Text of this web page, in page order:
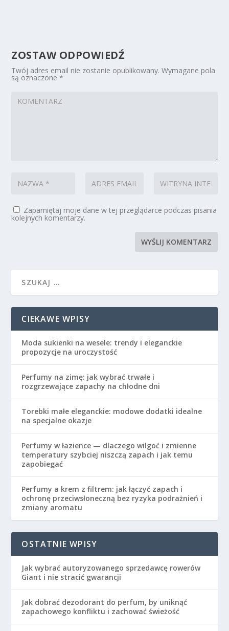
ZOSTAW ODPOWIEDŹ
Twój adres email nie zostanie opublikowany. Wymagane pola
są oznaczone*
Zapamiętaj moje dane w tej przeglądarce podczas pisania
kolejnych komentarzy.
CIEKAWE WPISY
Moda sukienki na wesele: trendy i eleganckie
propozycje na uroczystość
Perfumy na zimę: jak wybrać trwałe i
rozgrzewające zapachy na chłodne dni
Torebki małe eleganckie: modowe dodatki idealne
na specjalne okazje
Perfumy w łazience — dlaczego wilgoć i zmienne
temperatury szybciej niszczą zapach i jak temu
zapobiegać
Perfumy a krem z filtrem: jak łączyć zapach i
ochronę przeciwsłoneczną bez ryzyka podrażnień i
zmiany aromatu
OSTATNIE WPISY
Jak wybrać autoryzowanego sprzedawcę rowerów
Giant i nie stracić gwarancji
Jak dobrać dezodorant do perfum, by uniknąć
zapachowego konfliktu i zachować świeżość